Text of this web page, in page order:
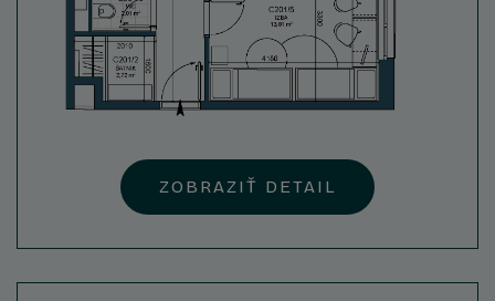
ZOBRAZIŤ DETAIL